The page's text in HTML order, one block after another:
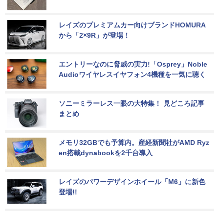
レイズのプレミアムカー向けブランドHOMURA
から「2×9R」が登場！
エントリーなのに脅威の実力!「Osprey」Noble
Audioワイヤレスイヤフォン4機種を一気に聴く
ソニーミラーレス一眼の大特集！ 見どころ記事
まとめ
メモリ32GBでも予算内。産経新聞社がAMD Ryz
en搭載dynabookを2千台導入
レイズのパワーデザインホイール「M6」に新色
登場!!